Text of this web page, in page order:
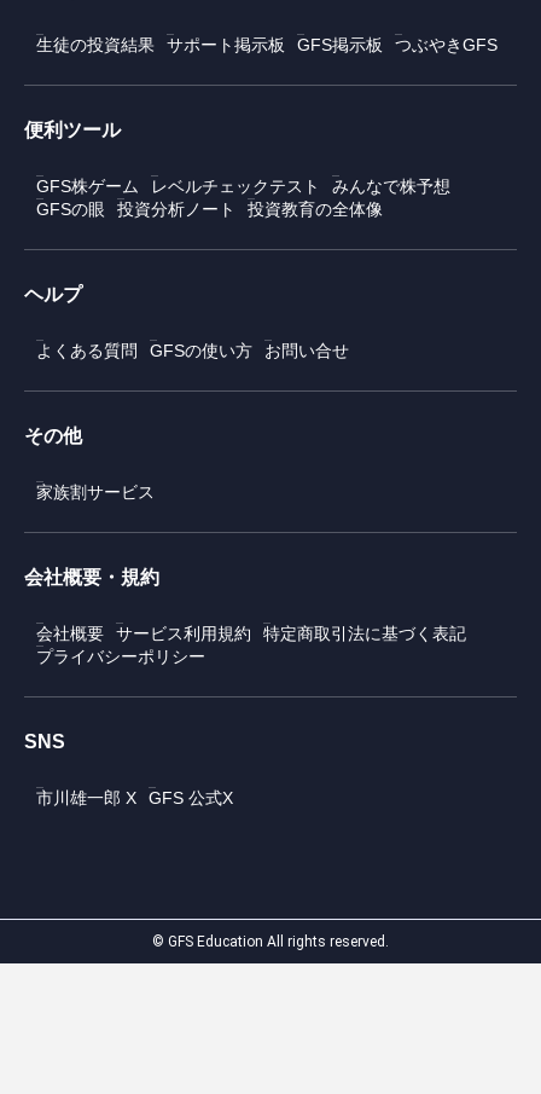
生徒の投資結果 サポート掲示板 GFS掲示板 つぶやきGFS
便利ツール
GFS株ゲーム レベルチェックテスト
みんなで株予想
GFSの眼
投資分析ノート 投資教育の全体像
ヘルプ
よくある質問 GFSの使い方 お問い合せ
その他
家族割サービス
会社概要・規約
会社概要 サービス利用規約
特定商取引法に基づく表記
プライバシーポリシー
SNS
市川雄一郎 X GFS 公式X
© GFS Education All rights reserved.